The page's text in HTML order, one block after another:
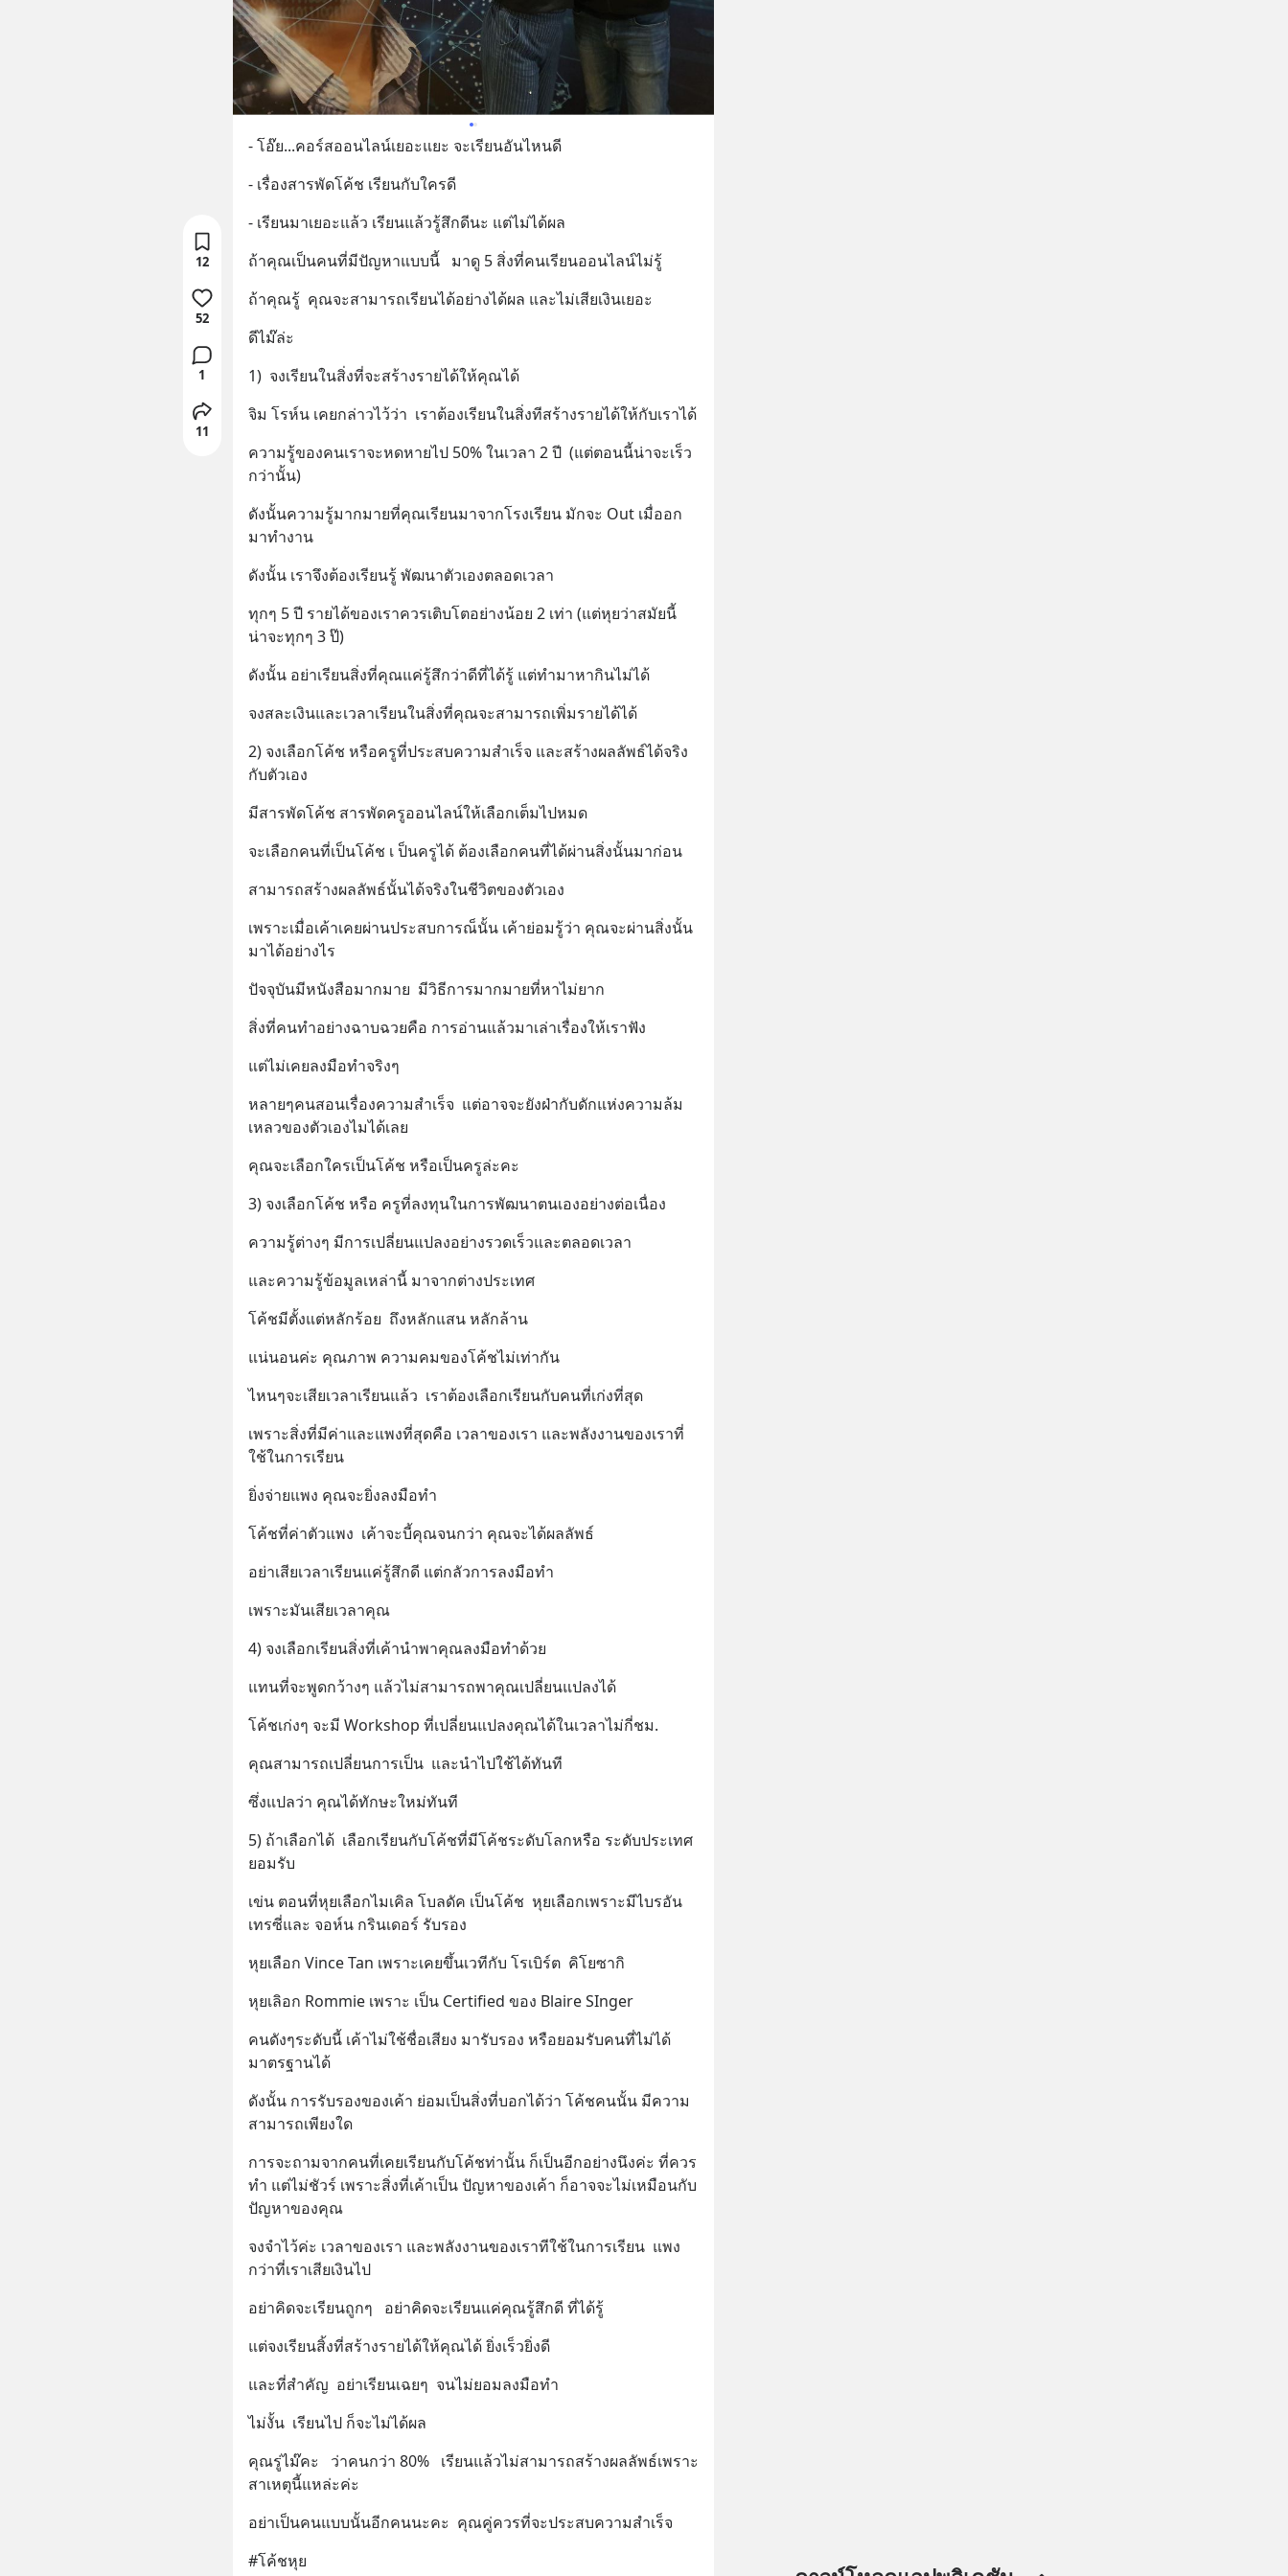
- โอ๊ย...คอร์สออนไลน์เยอะแยะ จะเรียนอันไหนดี
- เรื่องสารพัดโค้ช เรียนกับใครดี
- เรียนมาเยอะแล้ว เรียนแล้วรู้สึกดีนะ แต่ไม่ได้ผล
ถ้าคุณเป็นคนที่มีปัญหาแบบนี้   มาดู 5 สิ่งที่คนเรียนออนไลน์ไม่รู้
ถ้าคุณรู้  คุณจะสามารถเรียนได้อย่างได้ผล และไม่เสียเงินเยอะ
ดีไม๊ล่ะ
1)  จงเรียนในสิ่งที่จะสร้างรายได้ให้คุณได้
จิม โรห์น เคยกล่าวไว้ว่า  เราต้องเรียนในสิ่งทีสร้างรายได้ให้กับเราได้
ความรู้ของคนเราจะหดหายไป 50% ในเวลา 2 ปี  (แต่ตอนนี้น่าจะเร็ว
กว่านั้น)
ดังนั้นความรู้มากมายที่คุณเรียนมาจากโรงเรียน มักจะ Out เมื่ออก
มาทำงาน
ดังนั้น เราจึงต้องเรียนรู้ พัฒนาตัวเองตลอดเวลา
ทุกๆ 5 ปี รายได้ของเราควรเติบโตอย่างน้อย 2 เท่า (แต่หุยว่าสมัยนี้
น่าจะทุกๆ 3 ป๊)
ดังนั้น อย่าเรียนสิ่งที่คุณแค่รู้สึกว่าดีที่ได้รู้ แต่ทำมาหากินไม่ได้
จงสละเงินและเวลาเรียนในสิ่งที่คุณจะสามารถเพิ่มรายได้ได้
2) จงเลือกโค้ช หรือครูที่ประสบความสำเร็จ และสร้างผลลัพธ์ได้จริง
กับตัวเอง
มีสารพัดโค้ช สารพัดครูออนไลน์ให้เลือกเต็มไปหมด
จะเลือกคนที่เป็นโค้ช เ ป็นครูได้ ต้องเลือกคนที่ได้ผ่านสิ่งนั้นมาก่อน
สามารถสร้างผลลัพธ์นั้นได้จริงในชีวิตของตัวเอง
เพราะเมื่อเค้าเคยผ่านประสบการณ็นั้น เค้าย่อมรู้ว่า คุณจะผ่านสิ่งนั้น
มาได้อย่างไร
ปัจจุบันมีหนังสือมากมาย  มีวิธีการมากมายที่หาไม่ยาก
สิ่งที่คนทำอย่างฉาบฉวยคือ การอ่านแล้วมาเล่าเรื่องให้เราฟัง
แต่ไม่เคยลงมือทำจริงๆ
หลายๆคนสอนเรื่องความสำเร็จ  แต่อาจจะยังฝ่ากับดักแห่งความล้ม
เหลวของตัวเองไมได้เลย
คุณจะเลือกใครเป็นโค้ช หรือเป็นครูล่ะคะ
3) จงเลือกโค้ช หรือ ครูที่ลงทุนในการพัฒนาตนเองอย่างต่อเนื่อง
ความรู้ต่างๆ มีการเปลี่ยนแปลงอย่างรวดเร็วและตลอดเวลา
และความรู้ข้อมูลเหล่านี้ มาจากต่างประเทศ
โค้ชมีตั้งแต่หลักร้อย  ถึงหลักแสน หลักล้าน
แน่นอนค่ะ คุณภาพ ความคมของโค้ชไม่เท่ากัน
ไหนๆจะเสียเวลาเรียนแล้ว  เราต้องเลือกเรียนกับคนที่เก่งที่สุด
เพราะสิ่งที่มีค่าและแพงที่สุดคือ เวลาของเรา และพลังงานของเราที่
ใช้ในการเรียน
ยิ่งจ่ายแพง คุณจะยิ่งลงมือทำ
โค้ชที่ค่าตัวแพง  เค้าจะบี้คุณจนกว่า คุณจะได้ผลลัพธ์
อย่าเสียเวลาเรียนแค่รู้สึกดี แต่กลัวการลงมือทำ
เพราะมันเสียเวลาคุณ
4) จงเลือกเรียนสิ่งที่เค้านำพาคุณลงมือทำด้วย
แทนที่จะพูดกว้างๆ แล้วไม่สามารถพาคุณเปลี่ยนแปลงได้
โค้ชเก่งๆ จะมี Workshop ที่เปลี่ยนแปลงคุณได้ในเวลาไม่กี่ชม.
คุณสามารถเปลี่ยนการเป็น  และนำไปใช้ได้ทันที
ซึ่งแปลว่า คุณได้ทักษะใหม่ทันที
5) ถ้าเลือกได้  เลือกเรียนกับโค้ชที่มีโค้ชระดับโลกหรือ ระดับประเทศ
ยอมรับ
เข่น ตอนที่หุยเลือกไมเคิล โบลดัค เป็นโค้ช  หุยเลือกเพราะมีไบรอัน
เทรซี่และ จอห์น กรินเดอร์ รับรอง
หุยเลือก Vince Tan เพราะเคยขึ้นเวทีกับ โรเบิร์ต  คิโยซากิ
หุยเลิอก Rommie เพราะ เป็น Certified ของ Blaire SInger
คนดังๆระดับนี้ เค้าไม่ใช้ชื่อเสียง มารับรอง หรือยอมรับคนที่ไม่ได้
มาตรฐานได้
ดังนั้น การรับรองของเค้า ย่อมเป็นสิ่งที่บอกได้ว่า โค้ชคนนั้น มีความ
สามารถเพียงใด
การจะถามจากคนที่เคยเรียนกับโค้ชท่านั้น ก็เป็นอีกอย่างนึงค่ะ ที่ควร
ทำ แต่ไม่ชัวร์ เพราะสิ่งที่เค้าเป็น ปัญหาของเค้า ก็อาจจะไม่เหมือนกับ
ปัญหาของคุณ
จงจำไว้ค่ะ เวลาของเรา และพลังงานของเราทีใช้ในการเรียน  แพง
กว่าที่เราเสียเงินไป
อย่าคิดจะเรียนถูกๆ   อย่าคิดจะเรียนแค่คุณรู้สึกดี ที่ได้รู้
แต่จงเรียนสิ้งที่สร้างรายได้ให้คุณได้ ยิ่งเร็วยิ่งดี
และที่สำคัญ  อย่าเรียนเฉยๆ  จนไม่ยอมลงมือทำ
ไม่งั้น  เรียนไป ก็จะไม่ได้ผล
คุณรู่ไม๊คะ   ว่าคนกว่า 80%   เรียนแล้วไม่สามารถสร้างผลลัพธ์เพราะ
สาเหตุนี้แหล่ะค่ะ
อย่าเป็นคนแบบนั้นอีกคนนะคะ  คุณคู่ควรที่จะประสบความสำเร็จ
#โค้ชหุย
12
52
1
11